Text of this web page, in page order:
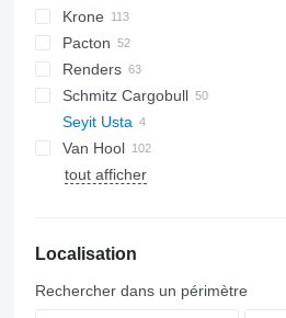
3 series
4 series
5 series
BPO
CT
FT
EF
Sliding
Stack
ADR
OPL
OPP
SDS
T-series
SB
Krone
SD
SDC
SC
XS
S 24
SW
0-2
0-3
O-3
G-series
SL
S-series
Pacton
ET3
T-series
TXC
Renders
Euro
ROC
Kaiser
Schmitz Cargobull
S-series
SCB
SCF
SPA
CS
Seyit Usta
SP
Van Hool
A-series
LPRS
NS
38
tout afficher
Localisation
Rechercher dans un périmètre